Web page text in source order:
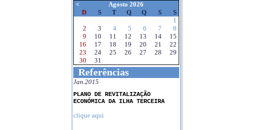
<
Agosto 2026
D
S T Q Q S
S
1
2
3 4 5 6 7
8
9
10 11 12 13 14
15
16
17 18 19 20 21
22
23
24 25 26 27 28
29
30
31
Referências
Jan.2015
PLANO DE REVITALIZAÇÃO
ECONÓMICA DA ILHA TERCEIRA
clique aqui